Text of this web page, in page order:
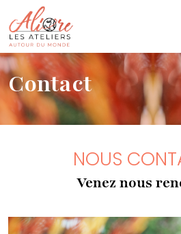
Contact
NOUS
Venez nous